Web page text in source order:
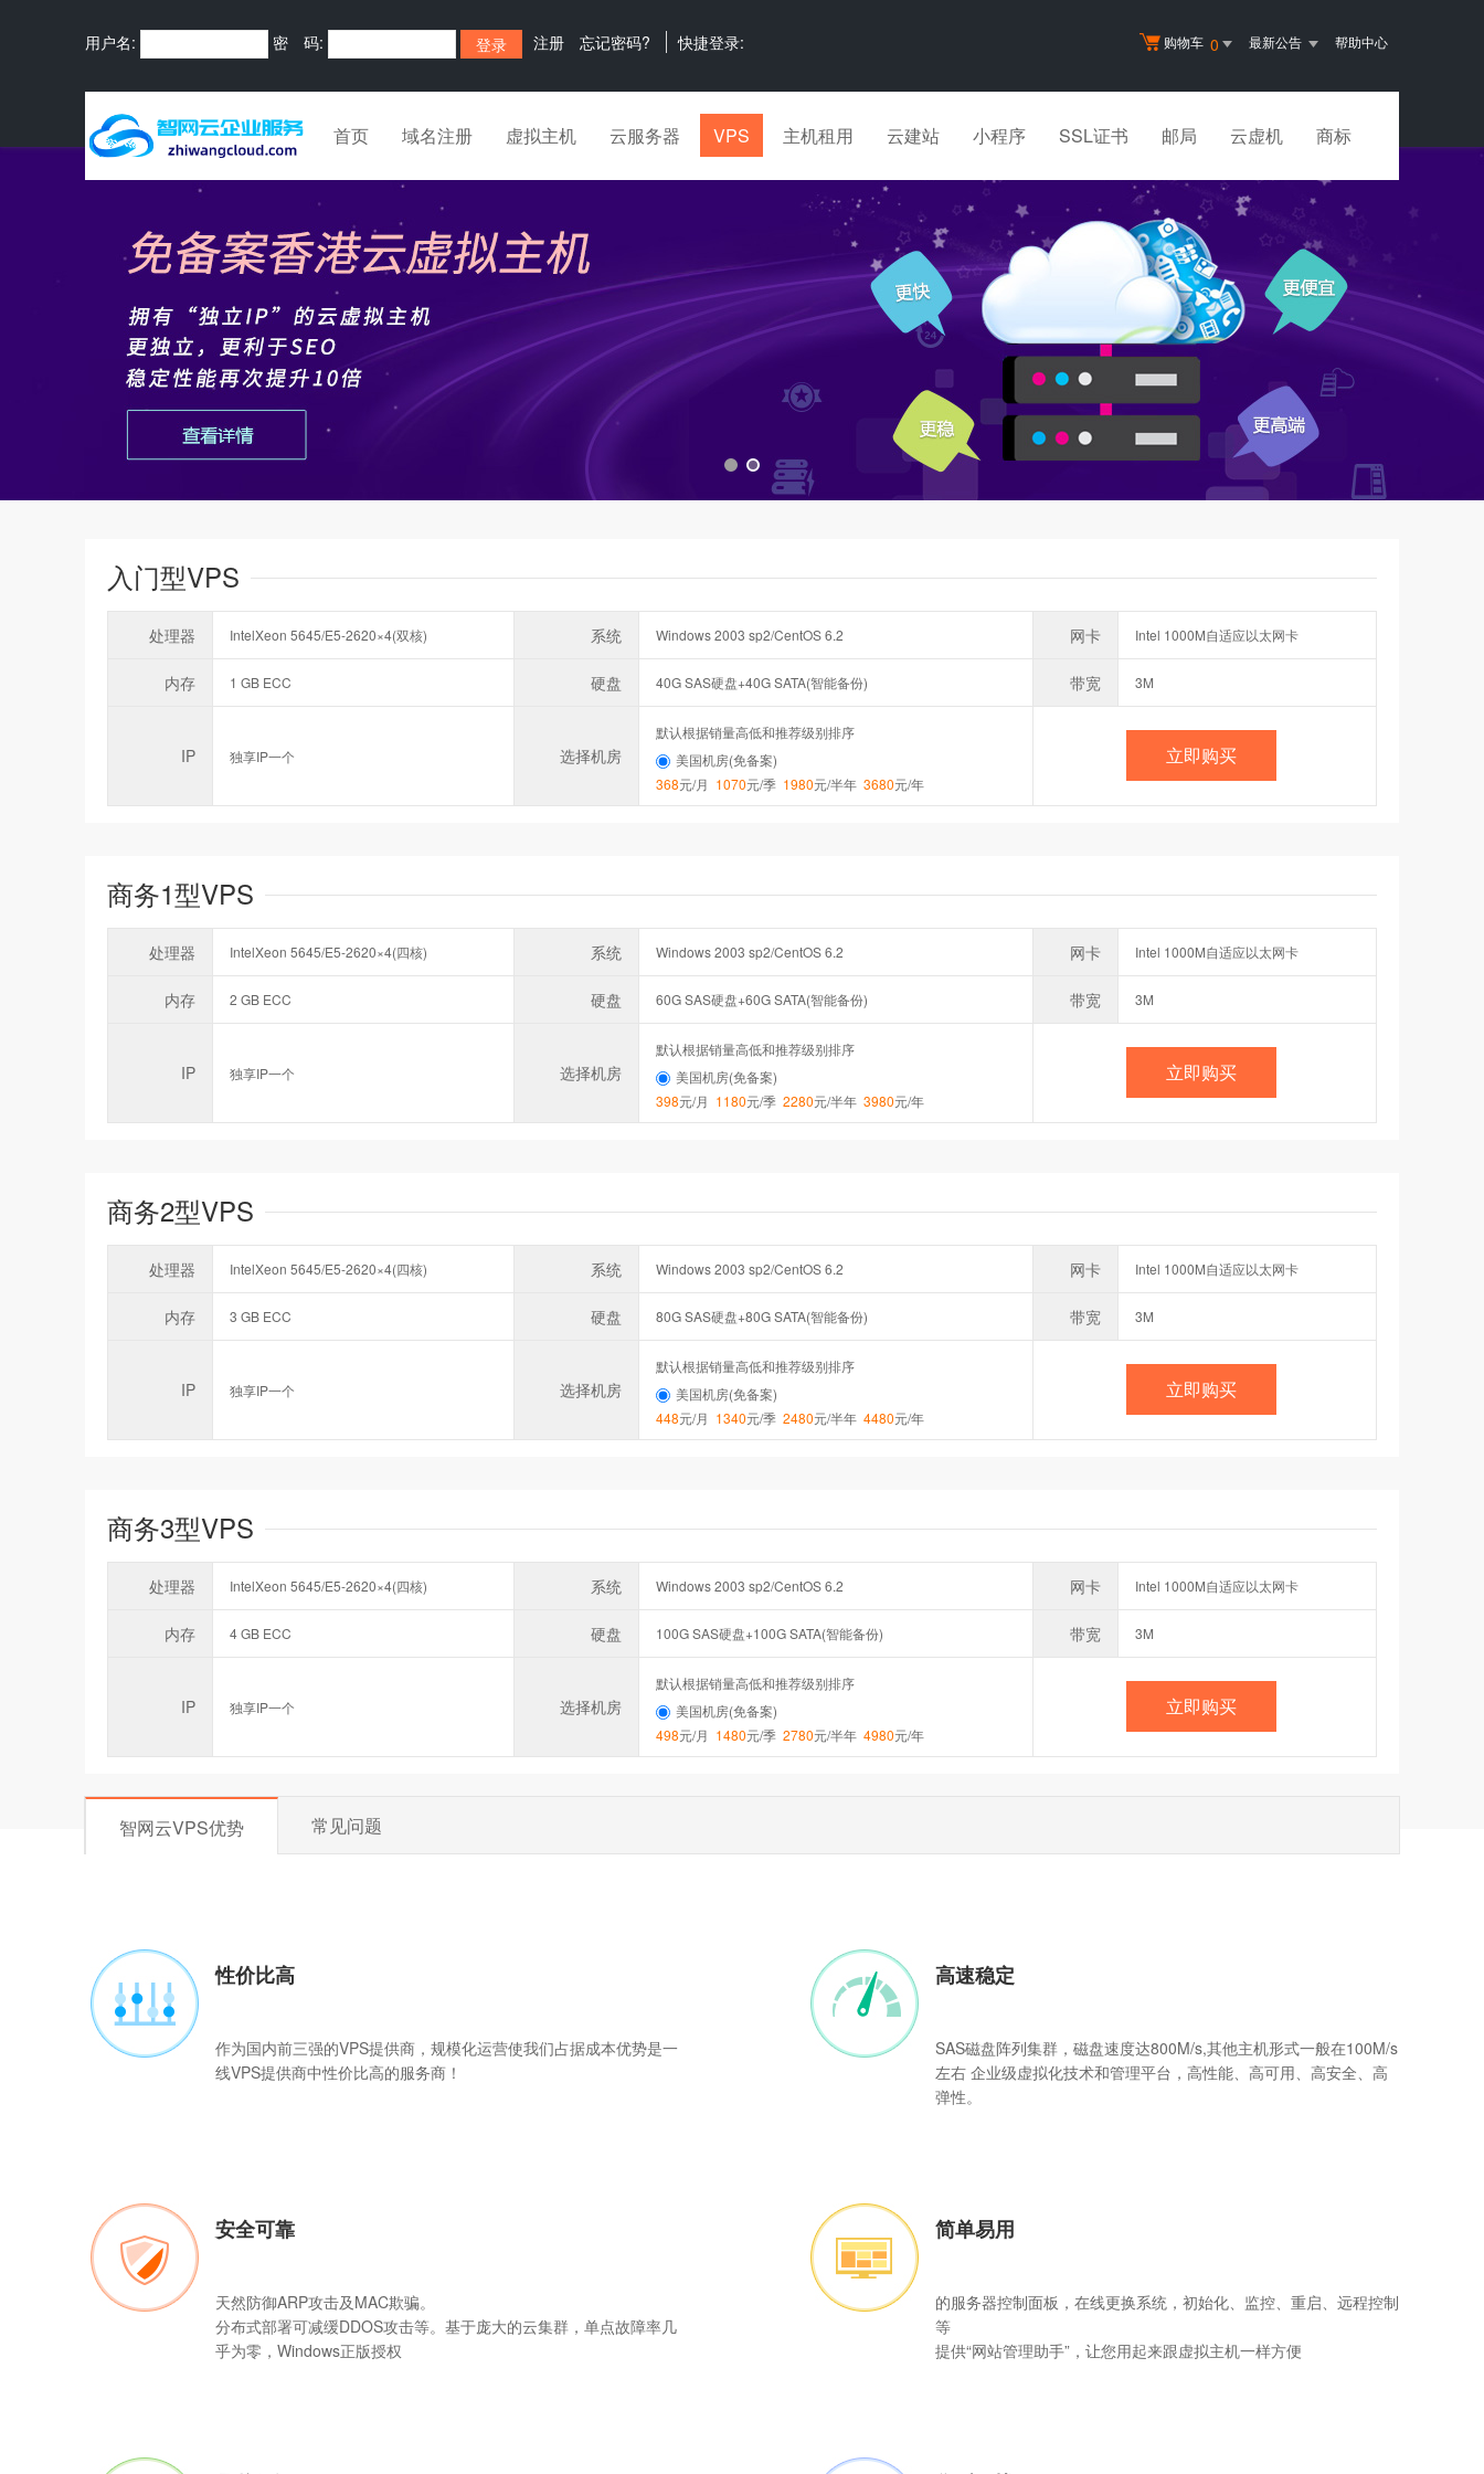
购物车 0 最新公告 帮助中心
用户名: 密 码: 注册 忘记密码? 快捷登录:
首页 域名注册 虚拟主机 云服务器 VPS 主机租用 云建站 小程序 SSL证书 邮局 云虚机 商标
入门型VPS
处理器 IntelXeon 5645/E5-2620×4(双核) 系统 Windows 2003 sp2/CentOS 6.2 网卡 Intel 1000M自适应以太网卡
内存 1 GB ECC 硬盘 40G SAS硬盘+40G SATA(智能备份) 带宽 3M
IP 独享IP一个 选择机房
默认根据销量高低和推荐级别排序
美国机房(免备案)
368元/月 1070元/季 1980元/半年 3680元/年
立即购买
商务1型VPS
处理器 IntelXeon 5645/E5-2620×4(四核) 系统 Windows 2003 sp2/CentOS 6.2 网卡 Intel 1000M自适应以太网卡
内存 2 GB ECC 硬盘 60G SAS硬盘+60G SATA(智能备份) 带宽 3M
IP 独享IP一个 选择机房
默认根据销量高低和推荐级别排序
美国机房(免备案)
398元/月 1180元/季 2280元/半年 3980元/年
立即购买
商务2型VPS
处理器 IntelXeon 5645/E5-2620×4(四核) 系统 Windows 2003 sp2/CentOS 6.2 网卡 Intel 1000M自适应以太网卡
内存 3 GB ECC 硬盘 80G SAS硬盘+80G SATA(智能备份) 带宽 3M
IP 独享IP一个 选择机房
默认根据销量高低和推荐级别排序
美国机房(免备案)
448元/月 1340元/季 2480元/半年 4480元/年
立即购买
商务3型VPS
处理器 IntelXeon 5645/E5-2620×4(四核) 系统 Windows 2003 sp2/CentOS 6.2 网卡 Intel 1000M自适应以太网卡
内存 4 GB ECC 硬盘 100G SAS硬盘+100G SATA(智能备份) 带宽 3M
IP 独享IP一个 选择机房
默认根据销量高低和推荐级别排序
美国机房(免备案)
498元/月 1480元/季 2780元/半年 4980元/年
立即购买
智网云VPS优势 常见问题
性价比高
作为国内前三强的VPS提供商，规模化运营使我们占据成本优势是一
线VPS提供商中性价比高的服务商！
高速稳定
SAS磁盘阵列集群，磁盘速度达800M/s,其他主机形式一般在100M/s
左右 企业级虚拟化技术和管理平台，高性能、高可用、高安全、高
弹性。
安全可靠
天然防御ARP攻击及MAC欺骗。
分布式部署可减缓DDOS攻击等。基于庞大的云集群，单点故障率几
乎为零，Windows正版授权
简单易用
的服务器控制面板，在线更换系统，初始化、监控、重启、远程控制
等
提供“网站管理助手”，让您用起来跟虚拟主机一样方便